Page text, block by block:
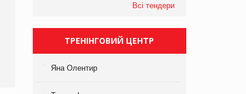
департаменту з
виробництва
Яна Сараніна, директор
Всі тендери
ТРЕНІНГОВИЙ ЦЕНТР
Яна Олентир